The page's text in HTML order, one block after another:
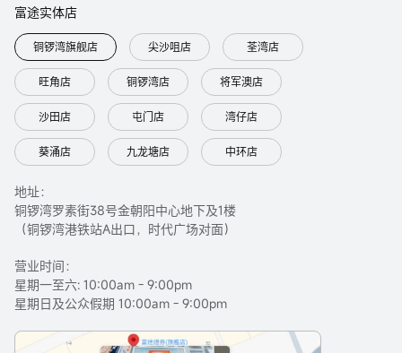
富途实体店
铜锣湾旗舰店 尖沙咀店 荃湾店
旺角店 铜锣湾店 将军澳店
沙田店 屯门店 湾仔店
葵涌店 九龙塘店 中环店
地址：
铜锣湾罗素街38号金朝阳中心地下及1楼
（铜锣湾港铁站A出口，时代广场对面）
营业时间：
星期一至六: 10:00am - 9:00pm
星期日及公众假期 10:00am - 9:00pm